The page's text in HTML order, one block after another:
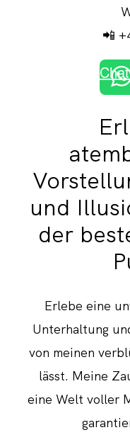
📲
und
der
Erlebe eine
Unterhaltung
von meinen
lässt. Meine
eine Welt voller